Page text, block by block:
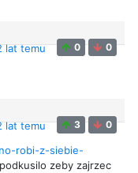
lat temu 0 0
lat temu 3 0
robi-z-siebie-
zeby zajrzec